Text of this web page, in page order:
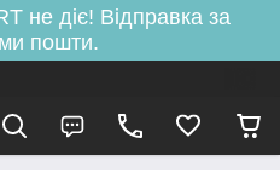
не діє! Відправка за
пошти.